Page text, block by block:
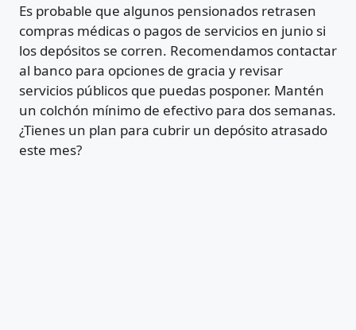
Es probable que algunos pensionados retrasen
compras médicas o pagos de servicios en junio si
los depósitos se corren. Recomendamos contactar
al banco para opciones de gracia y revisar
servicios públicos que puedas posponer. Mantén
un colchón mínimo de efectivo para dos semanas.
¿Tienes un plan para cubrir un depósito atrasado
este mes?